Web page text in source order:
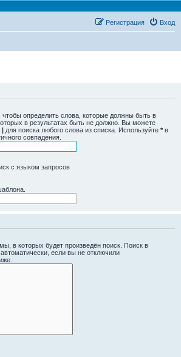
Вход
Регистрация
, чтобы определить слова, которые должны быть в
в результатах быть не должно. Вы можете
| для поиска любого слова из списка. Используйте * в
совпадения.
с языком запросов
в которых будет произведён поиск. Поиск в
если вы не отключили